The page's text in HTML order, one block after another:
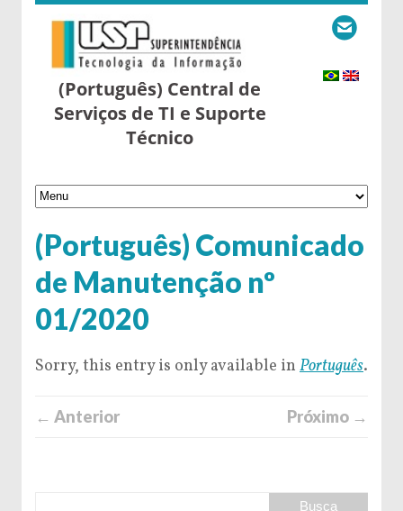
(Português) Central de
Serviços de TI e Suporte
Técnico
(Português) Comunicado
de Manutenção nº
01/2020
Sorry, this entry is only available in Português.
← Anterior Próximo →